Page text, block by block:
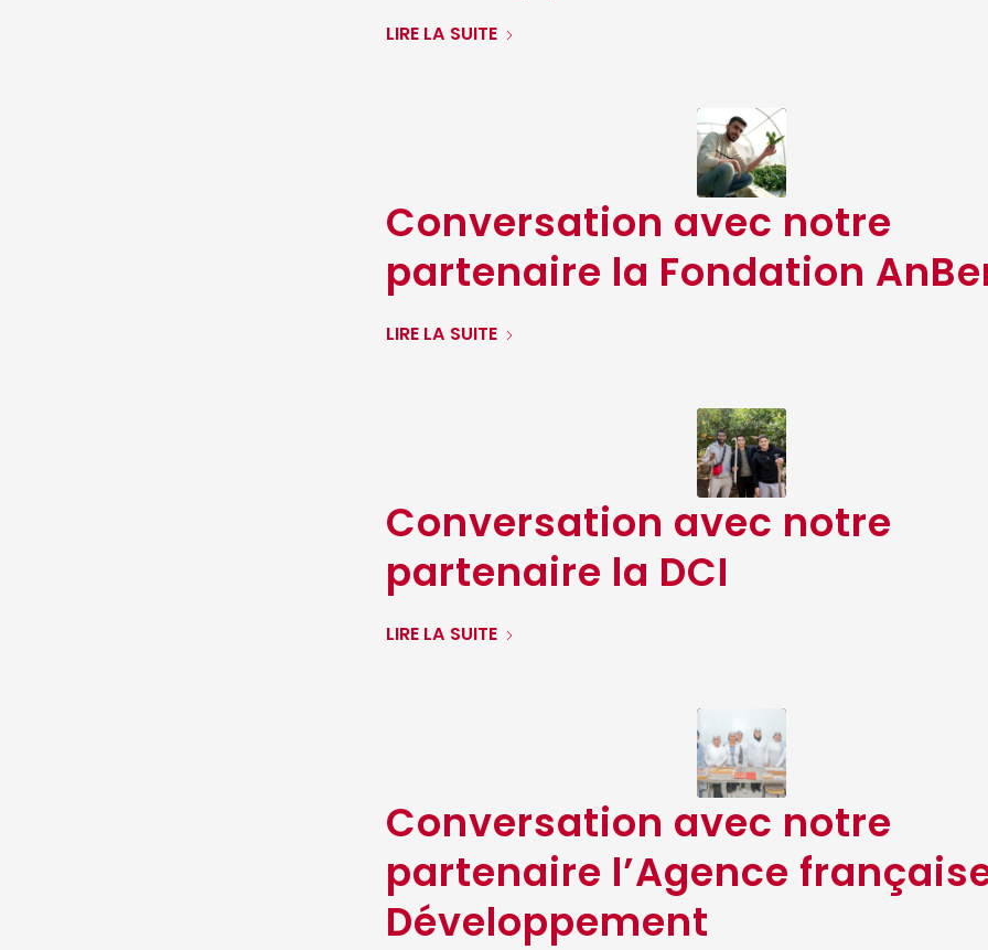
LIRE LA SUITE
Conversation avec notre
partenaire la Fondation
LIRE LA SUITE
Conversation avec notre
partenaire la DCI
LIRE LA SUITE
Conversation avec notre
partenaire l’Agence
Développement